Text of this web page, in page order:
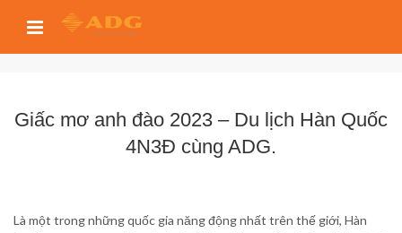
Giấc mơ anh đào 2023 – Du lịch Hàn Quốc
4N3Đ cùng ADG.
Là một trong những quốc gia năng động nhất trên thế giới, Hàn